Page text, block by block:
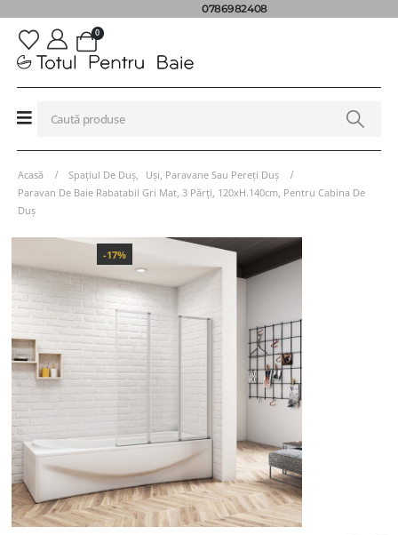
0786982408
0
Acasă Spațiul De Duș
Uși, Paravane Sau Pereți Duș
Paravan De Baie Rabatabil Gri Mat, 3 Părți, 120xH.140cm, Pentru Cabina De
Duș
-17%